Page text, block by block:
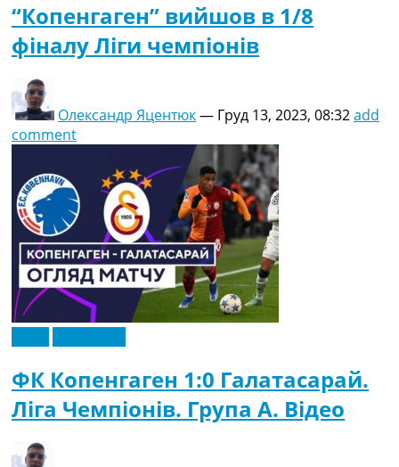
“Копенгаген” вийшов в 1/8
фіналу Ліги чемпіонів
Олександр Яцентюк— Груд 13, 2023, 08:32add
comment
ФК Копенгаген 1:0 Галатасарай.
Ліга Чемпіонів. Група A. Відео